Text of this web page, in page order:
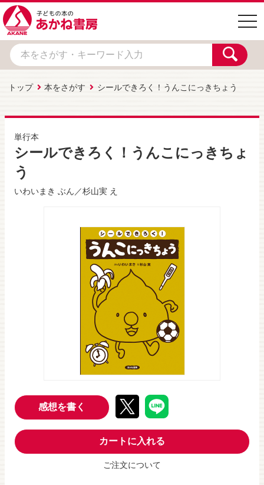
トップ 本をさがす シールできろく！うんこにっきちょう
単行本
シールできろく！うんこにっきちょ
う
いわいまき ぶん／杉山実 え
感想を書く
カートに入れる
ご注文について